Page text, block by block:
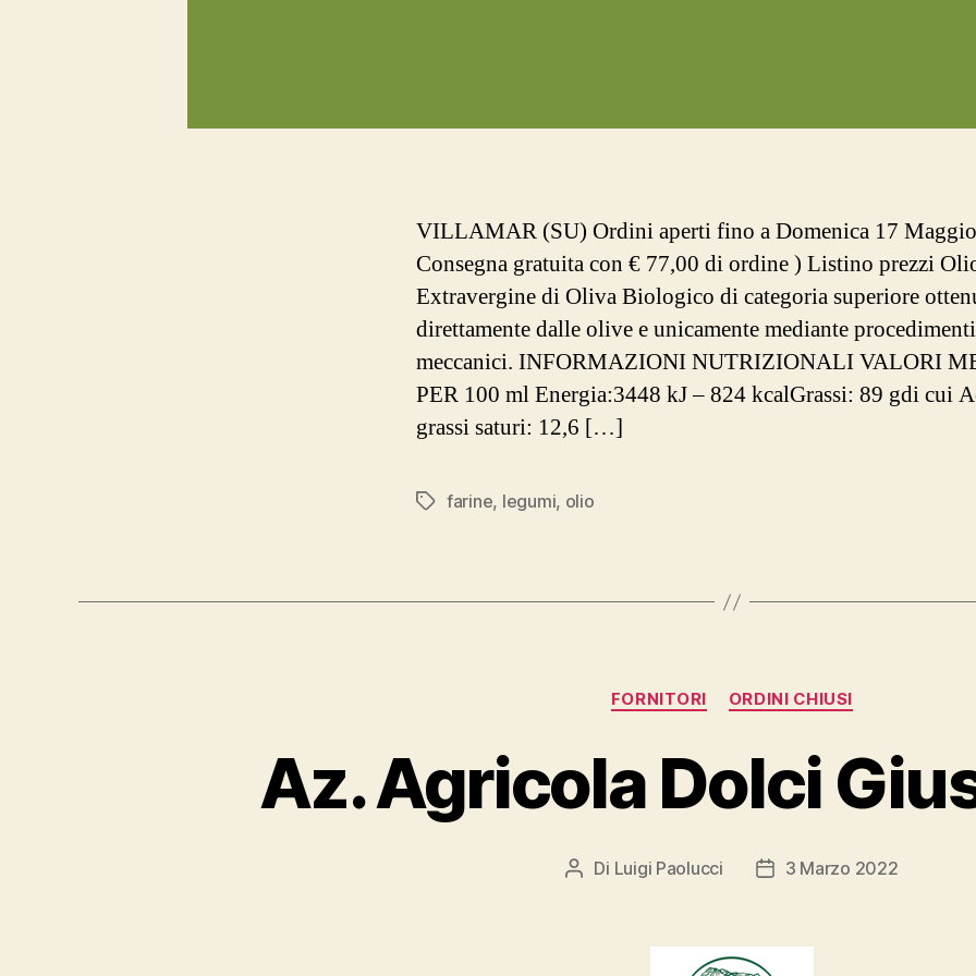
VILLAMAR (SU) Ordini aperti fino a Domenica 17
Consegna gratuita con € 77,00 di ordine ) Listino prezzi
Extravergine di Oliva Biologico di categoria superiore
direttamente dalle olive e unicamente mediante procedimenti
meccanici. INFORMAZIONI NUTRIZIONALI VALORI
PER 100 ml Energia:3448 kJ – 824 kcalGrassi: 89 gdi cui
grassi saturi: 12,6 […]
Tag farine, legumi, olio
Categorie
FORNITORI ORDINI CHIUSI
Az. Agricola Dolci
Autore
Di Luigi Paolucci
Data3 Marzo 2022